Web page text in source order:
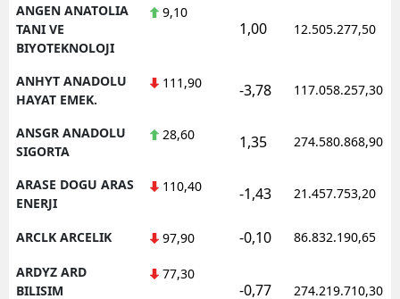
ANGEN ANATOLIA
TANI VE
BIYOTEKNOLOJI
9,10
1,00 12.505.277,50
ANHYT ANADOLU
HAYAT EMEK.
111,90 -3,78 117.058.257,30
ANSGR ANADOLU
SIGORTA
28,60 1,35 274.580.868,90
ARASE DOGU ARAS
ENERJI
110,40 -1,43 21.457.753,20
ARCLK ARCELIK 97,90 -0,10 86.832.190,65
ARDYZ ARD
BILISIM
77,30
-0,77 274.219.710,30